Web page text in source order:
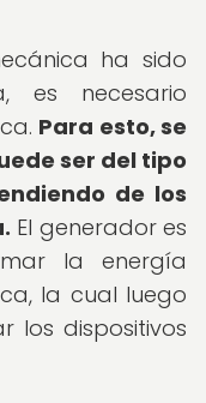
ha sido
es necesario
Para esto, se
ser del tipo
de los
El generador es
la energía
la cual luego
los dispositivos